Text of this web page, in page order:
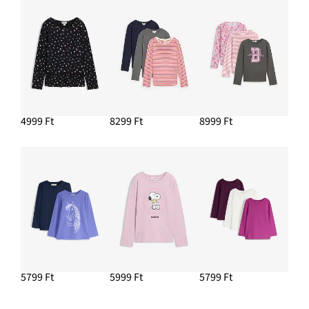
3999 Ft
HOZZÁADÁS A KOSÁRHOZ
4999 Ft 8299 Ft 8999 Ft
5799 Ft 5999 Ft 5799 Ft